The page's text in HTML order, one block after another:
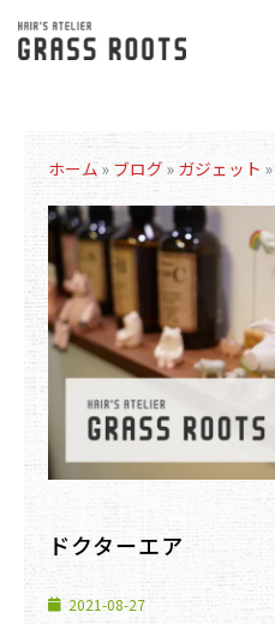
ホーム » ブログ » ガジェット »
ドクターエア
2021-08-27